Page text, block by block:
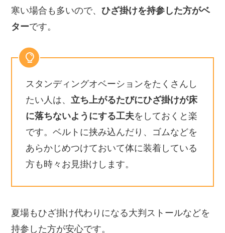
寒い場合も多いので、ひざ掛けを持参した方がベ
ターです。
スタンディングオベーションをたくさんし
たい人は、立ち上がるたびにひざ掛けが床
に落ちないようにする工夫をしておくと楽
です。ベルトに挟み込んだり、ゴムなどを
あらかじめつけておいて体に装着している
方も時々お見掛けします。
夏場もひざ掛け代わりになる大判ストールなどを
持参した方が安心です。